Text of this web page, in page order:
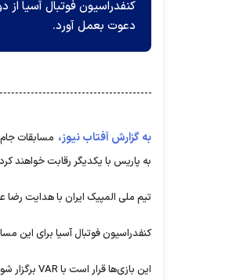
دعوت بعمل آورد.
به گزارش آفتاب نیوز،
به پاریس با یکدیگر رقابت خواهند
تیم ملی المپیک ایران با هدایت رضا
کنفدراسیون فوتبال آسیا برای این
این بازی‌ها قرار است با VAR برگزار شود.